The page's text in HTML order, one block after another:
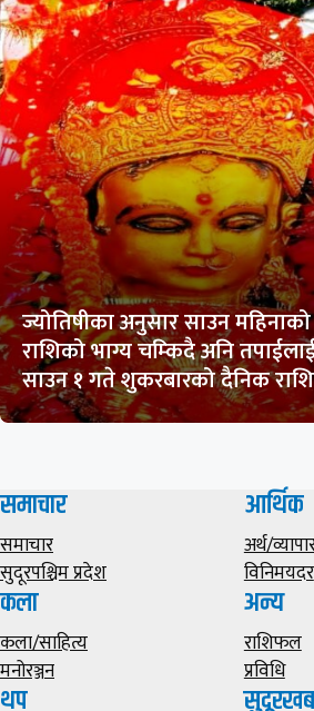
ज्योतिषीका अनुसार साउन
राशिको भाग्य चम्किदै अनि
साउन १ गते शुकरबारको दैनिक
समाचार
समाचार
सुदूरपश्चिम प्रदेश
आर्थिक
अर्थ/
विनिमयदर
कला
कला/साहित्य
मनोरञ्जन
अन्य
राशिफल
प्रविधि
थप